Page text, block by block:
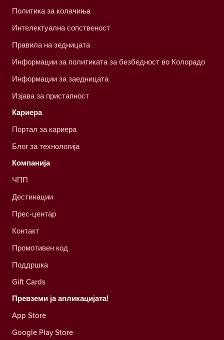
Политика за колачиња
Интелектуална сопственост
Правила на зедницата
Информации за политиката за безбедност во Колорадо
Информации за заедницата
Изјава за пристапност
Кариера
Портал за кариера
Блог за технологија
Компанија
ЧПП
Дестинации
Прес-центар
Контакт
Промотивен код
Поддршка
Gift Cards
Превземи ја апликацијата!
App Store
Google Play Store